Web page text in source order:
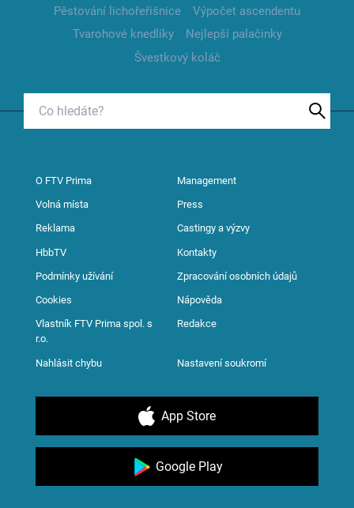
Pěstování lichořeřišnice
Výpočet ascendentu
Tvarohové knedlíky
Nejlepší palačinky
Švestkový koláč
O FTV Prima Management
Volná místa Press
Reklama Castingy a výzvy
HbbTV Kontakty
Podmínky užívání Zpracování osobních údajů
Cookies Nápověda
Vlastník FTV Prima spol. s
r.o.
Redakce
Nahlásit chybu Nastavení soukromí
App Store
Google Play